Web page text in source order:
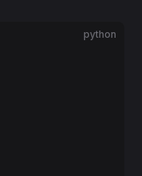
python